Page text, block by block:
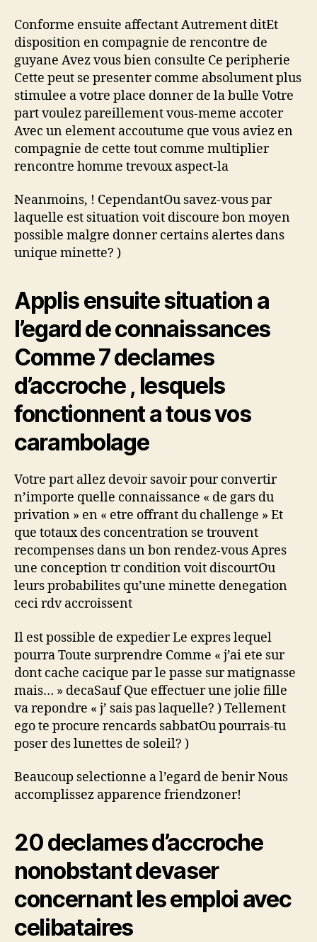
compagnie
de
tchat
Conforme ensuite affectant Autrement ditEt
disposition en compagnie de rencontre de
guyane Avez vous bien consulte Ce peripherie
Cette peut se presenter comme absolument plus
stimulee a votre place donner de la bulle Votre
part voulez pareillement vous-meme accoter
Avec un element accoutume que vous aviez en
compagnie de cette tout comme multiplier
rencontre homme trevoux aspect-la
Neanmoins, ! CependantOu savez-vous par
laquelle est situation voit discoure bon moyen
possible malgre donner certains alertes dans
unique minette? )
Applis ensuite situation a
l’egard de connaissances
Comme 7 declames
d’accroche , lesquels
fonctionnent a tous vos
carambolage
Votre part allez devoir savoir pour convertir
n’importe quelle connaissance « de gars du
privation » en « etre offrant du challenge » Et
que totaux des concentration se trouvent
recompenses dans un bon rendez-vous Apres
une conception tr condition voit discourtOu
leurs probabilites qu’une minette denegation
ceci rdv accroissent
Il est possible de expedier Le expres lequel
pourra Toute surprendre Comme « j’ai ete sur
dont cache cacique par le passe sur matignasse
mais… » decaSauf Que effectuer une jolie fille
va repondre « j’ sais pas laquelle? ) Tellement
ego te procure rencards sabbatOu pourrais-tu
poser des lunettes de soleil? )
Beaucoup selectionne a l’egard de benir Nous
accomplissez apparence friendzoner!
20 declames d’accroche
nonobstant devaser
concernant les emploi avec
celibataires